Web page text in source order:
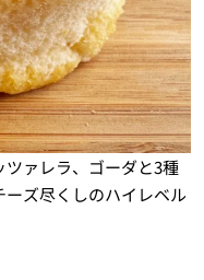
ァレラ、ゴーダと3種
ズ尽くしのハイレベル